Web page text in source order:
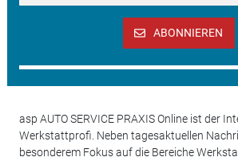
ABONNIEREN
asp AUTO SERVICE PRAXIS Online ist der
Werkstattprofi. Neben tagesaktuellen
besonderem Fokus auf die Bereiche